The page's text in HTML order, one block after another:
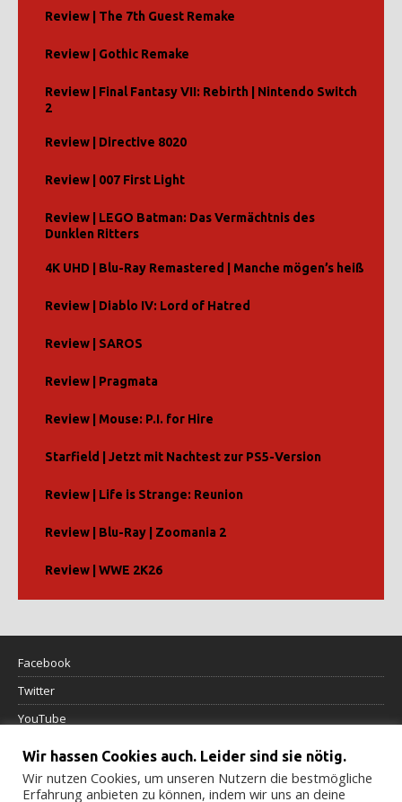
Review | The 7th Guest Remake
Review | Gothic Remake
Review | Final Fantasy VII: Rebirth | Nintendo Switch
2
Review | Directive 8020
Review | 007 First Light
Review | LEGO Batman: Das Vermächtnis des
Dunklen Ritters
4K UHD | Blu-Ray Remastered | Manche mögen’s heiß
Review | Diablo IV: Lord of Hatred
Review | SAROS
Review | Pragmata
Review | Mouse: P.I. for Hire
Starfield | Jetzt mit Nachtest zur PS5-Version
Review | Life is Strange: Reunion
Review | Blu-Ray | Zoomania 2
Review | WWE 2K26
Facebook
Twitter
YouTube
Datenschutzerklärung
Impressum
Wir hassen Cookies auch. Leider sind sie nötig.
Wir nutzen Cookies, um unseren Nutzern die bestmögliche
Erfahrung anbieten zu können, indem wir uns an deine